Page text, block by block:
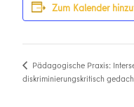
Zum Kalender
Pädagogische Praxis:
diskriminierungskritisch